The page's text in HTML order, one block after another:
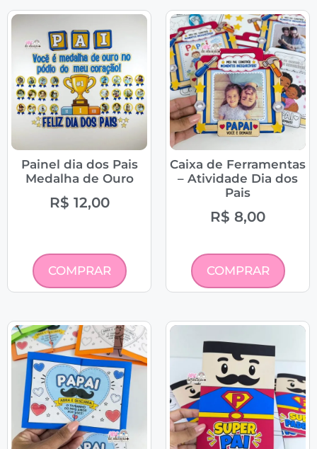
Painel dia dos Pais
Medalha de Ouro
R$ 12,00
COMPRAR
Caixa de Ferramentas
– Atividade Dia dos
Pais
R$ 8,00
COMPRAR